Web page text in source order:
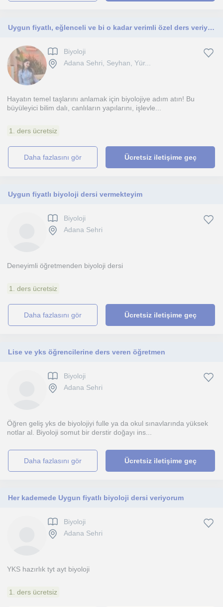
Uygun fiyatlı, eğlenceli ve bi o kadar verimli özel ders veriyorum
Biyoloji
Adana Sehri, Seyhan, Yür...
Hayatın temel taşlarını anlamak için biyolojiye adım atın! Bu
büyüleyici bilim dalı, canlıların yapılarını, işlevle...
1. ders ücretsiz
daha fazlasını gör Ücretsiz iletişime geç
Uygun fiyatlı biyoloji dersi vermekteyim
Biyoloji
Adana Sehri
Deneyimli öğretmenden biyoloji dersi
1. ders ücretsiz
daha fazlasını gör Ücretsiz iletişime geç
Lise ve yks öğrencilerine ders veren öğretmen
Biyoloji
Adana Sehri
Öğren geliş yks de biyolojiyi fulle ya da okul sınavlarında yüksek
notlar al. Biyoloji somut bir derstir doğayı ins...
daha fazlasını gör Ücretsiz iletişime geç
Her kademede Uygun fiyatlı biyoloji dersi veriyorum
Biyoloji
Adana Sehri
YKS hazırlık tyt ayt biyoloji
1. ders ücretsiz